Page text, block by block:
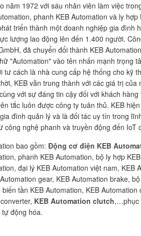
năm 1972 với sáu nhân viên làm việc
phanh KEB Automation và ly hợp
triển thành một doanh nghiệp gia đình
lượng lao động lên đến 1.400 người.
đã chuyển đổi thành KEB
"Automation" vào tên nhấn mạnh trọng
tư cách là nhà cung cấp hệ thống cho kỹ
KEB vẫn trung thành với các giá trị của
với sự đáng tin cậy đối với khách
tắc luôn được công ty tuân thủ. KEB
đình quản lý và là đối tác uy tín trong
công nghệ phanh và truyền động đến IoT
bao gồm:Động cơ điện KEB
phanh KEB Automation, bộ ly hợp
đại lý KEB Automation việt nam, KEB
gear, KEB Automation brake,
tần KEB Automation, KEB Automation
KEB Automation clutch,…phục
động hóa.